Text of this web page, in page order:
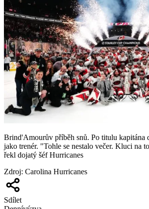
Brind'Amourův příběh snů. Po titulu kapitána
jako trenér. "Tohle se nestalo večer. Kluci na
řekl dojatý šéf Hurricanes
Zdroj: Carolina Hurricanes
Sdílet